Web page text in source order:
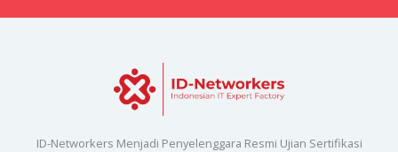
ID-Networkers Menjadi Penyelenggara Resmi Ujian Sertifikasi